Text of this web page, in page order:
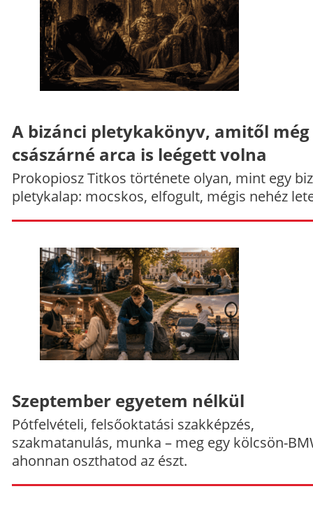
A bizánci pletykakönyv, amitől még
császárné arca is leégett volna
Prokopiosz Titkos története olyan, mint egy
pletykalap: mocskos, elfogult, mégis nehéz
Szeptember egyetem nélkül
Pótfelvételi, felsőoktatási szakképzés,
szakmatanulás, munka – meg egy kölcsön-
ahonnan oszthatod az észt.